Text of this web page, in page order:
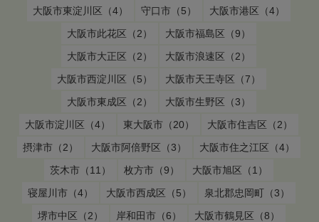
大阪市東淀川区（4）
守口市（5）
大阪市港区（4）
大阪市此花区（2）
大阪市福島区（9）
大阪市大正区（2）
大阪市浪速区（2）
大阪市西淀川区（5）
大阪市天王寺区（7）
大阪市東成区（2）
大阪市生野区（3）
大阪市淀川区（4）
東大阪市（20）
大阪市住吉区（2）
摂津市（2）
大阪市阿倍野区（3）
大阪市住之江区（4）
茨木市（11）
枚方市（9）
大阪市旭区（1）
寝屋川市（4）
大阪市西成区（5）
泉北郡忠岡町（3）
堺市中区（2）
岸和田市（6）
大阪市鶴見区（8）